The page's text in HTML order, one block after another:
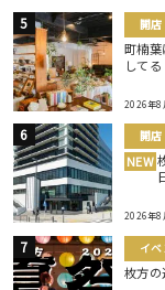
開店
町楠
してる
2026年8
開店
NEW
2026年8
イベ
枚方の